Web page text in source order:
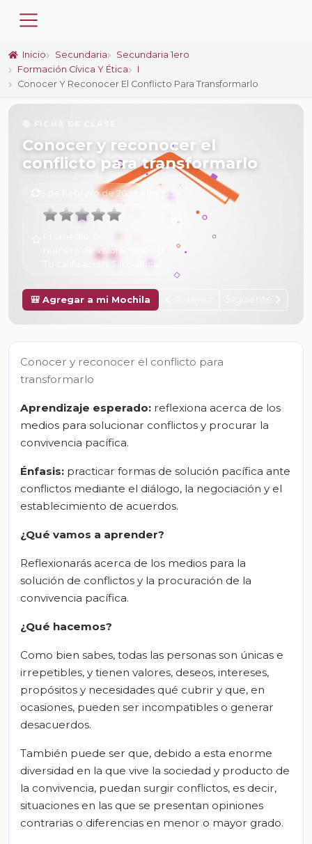
Inicio Secundaria
Secundaria 1ero
Formación Cívica Y Ética
I
Conocer Y Reconocer El Conflicto Para Transformarlo
Conocer y reconocer el
conflicto para transformarlo
6 de Febrero de 2025 a las 16:34
Número de valoraciones:
Tu calificación: Sin calificar
🎒 Agregar a mi Mochila
Conocer y reconocer el conflicto para
transformarlo
Aprendizaje esperado: reflexiona acerca de los
medios para solucionar conflictos y procurar la
convivencia pacífica.
Énfasis: practicar formas de solución pacífica ante
conflictos mediante el diálogo, la negociación y el
establecimiento de acuerdos.
¿Qué vamos a aprender?
Reflexionarás acerca de los medios para la
solución de conflictos y la procuración de la
convivencia pacífica.
¿Qué hacemos?
Como bien sabes, todas las personas son únicas e
irrepetibles, y tienen valores, deseos, intereses,
propósitos y necesidades qué cubrir y que, en
ocasiones, pueden ser incompatibles o generar
desacuerdos.
También puede ser que, debido a esta enorme
diversidad en la que vive la sociedad y producto de
la convivencia, puedan surgir conflictos, es decir,
situaciones en las que se presentan opiniones
contrarias o diferencias en menor o mayor grado.